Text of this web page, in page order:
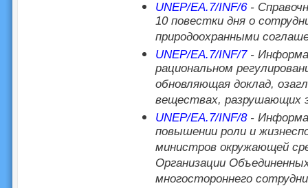
UNEP/EA.7/INF/6-
10 повестки дня о
природоохранными
UNEP/EA.7/INF/7-
рациональном
обновляющая доклад,
веществах, разрушающих
UNEP/EA.7/INF/8-
повышении роли и
министров окружающей
Организации
многостороннего